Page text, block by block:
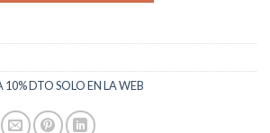
DTO SOLO EN LA WEB